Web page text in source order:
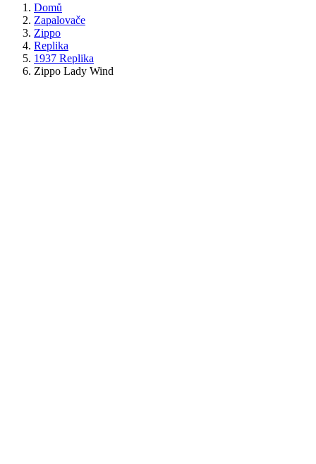
Domů
Zapalovače
Zippo
Replika
1937 Replika
Zippo Lady Wind